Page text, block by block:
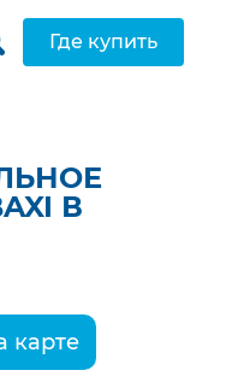
Где купить
В
карте